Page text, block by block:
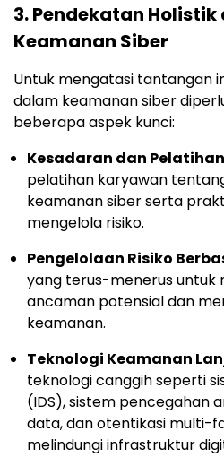
3.Pendekatan
Keamanan Siber
Untuk mengatasi tantangan
dalam keamanan siber
beberapa aspek kunci:
Kesadaran dan
pelatihan karyawan
keamanan siber serta
mengelola risiko.
Pengelolaan Risiko
yang terus-menerus untuk
ancaman potensial dan
keamanan.
Teknologi Keamanan
teknologi canggih seperti
(IDS), sistem pencegahan
data, dan otentikasi multi-
melindungi infrastruktur